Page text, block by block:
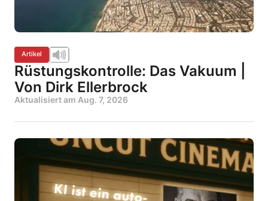
Artikel
Rüstungskontrolle: Das Vakuum |
Von Dirk Ellerbrock
Aktualisiert am Aug. 7, 2026